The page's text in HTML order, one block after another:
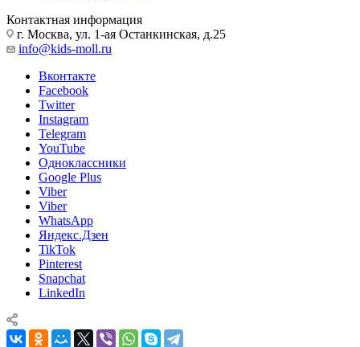
Контактная информация
г. Москва, ул. 1-ая Останкинская, д.25
info@kids-moll.ru
Вконтакте
Facebook
Twitter
Instagram
Telegram
YouTube
Одноклассники
Google Plus
Viber
Viber
WhatsApp
Яндекс.Дзен
TikTok
Pinterest
Snapchat
LinkedIn